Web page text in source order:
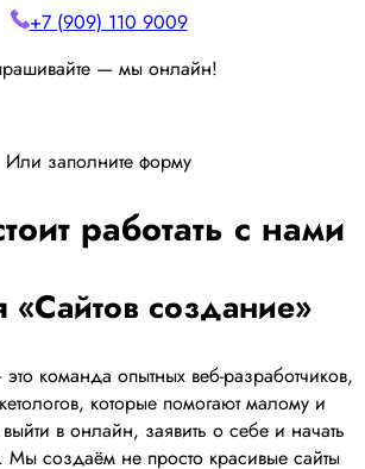
+7 (909) 110 9009
— мы онлайн!
Или заполните форму
работать с нами
«Сайтов создание»
команда опытных веб-разработчиков,
которые помогают малому и
в онлайн, заявить о себе и начать
Мы создаём не просто красивые сайты